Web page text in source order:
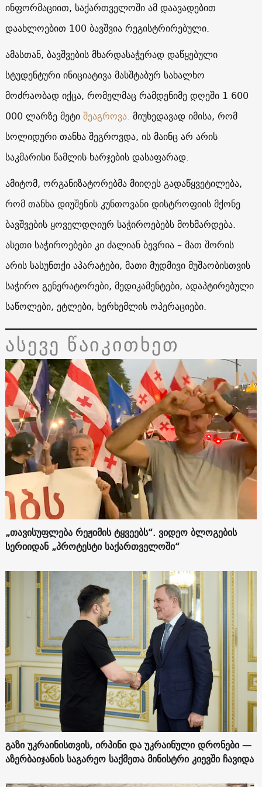
ინფორმაციით, საქართველოში ამ დაავადებით
დაახლოებით 100 ბავშვია რეგისტრირებული.
ამასთან, ბავშვების მხარდასაჭერად დაწყებული
სტუდენტური ინიციატივა მასშტაბურ სახალხო
მოძრაობად იქცა, რომელმაც რამდენიმე დღეში 1 600
000 ლარზე მეტიშეაგროვა. მიუხედავად იმისა, რომ
სოლიდური თანხა შეგროვდა, ის მაინც არ არის
საკმარისი წამლის ხარჯების დასაფარად.
ამიტომ, ორგანიზატორებმა მიიღეს გადაწყვეტილება,
რომ თანხა დიუშენის კუნთოვანი დისტროფიის მქონე
ბავშვების ყოველდღიურ საჭიროებებს მოხმარდება.
ასეთი საჭიროებები კი ძალიან ბევრია – მათ შორის
არის სასუნთქი აპარატები, მათი მუდმივი მუშაობისთვის
საჭირო გენერატორები, მედიკამენტები, ადაპტირებული
საწოლები, ეტლები, ხერხემლის ოპერაციები.
ასევე წაიკითხეთ
„თავისუფლება რეჟიმის ტყვეებს“. ვიდეო ბლოგების
სერიიდან „პროტესტი საქართველოში“
გაზი უკრაინისთვის, ირპინი და უკრაინული დრონები —
აზერბაიჯანის საგარეო საქმეთა მინისტრი კიევში ჩავიდა